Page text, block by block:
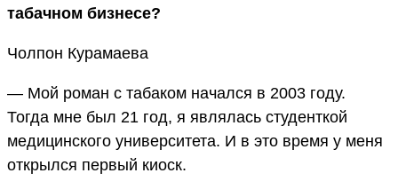
табачном бизнесе?
Чолпон Курамаева
— Мой роман с табаком начался в 2003 году.
Тогда мне был 21 год, я являлась студенткой
медицинского университета. И в это время у меня
открылся первый киоск.